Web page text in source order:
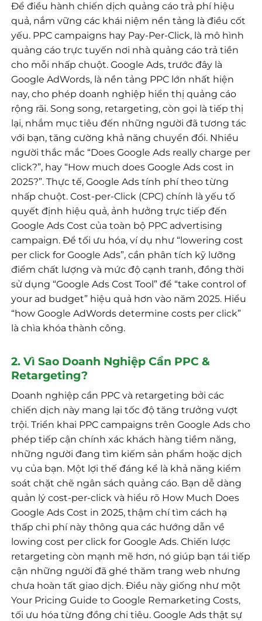
Để điều hành chiến dịch quảng cáo trả phí hiệu
quả, nắm vững các khái niệm nền tảng là điều cốt
yếu. PPC campaigns hay Pay-Per-Click, là mô hình
quảng cáo trực tuyến nơi nhà quảng cáo trả tiền
cho mỗi nhấp chuột. Google Ads, trước đây là
Google AdWords, là nền tảng PPC lớn nhất hiện
nay, cho phép doanh nghiệp hiển thị quảng cáo
rộng rãi. Song song, retargeting, còn gọi là tiếp thị
lại, nhắm mục tiêu đến những người đã tương tác
với bạn, tăng cường khả năng chuyển đổi. Nhiều
người thắc mắc “Does Google Ads really charge per
click?”, hay “How much does Google Ads cost in
2025?”. Thực tế, Google Ads tính phí theo từng
nhấp chuột. Cost-per-Click (CPC) chính là yếu tố
quyết định hiệu quả, ảnh hưởng trực tiếp đến
Google Ads Cost của toàn bộ PPC advertising
campaign. Để tối ưu hóa, ví dụ như “lowering cost
per click for Google Ads”, cần phân tích kỹ lưỡng
điểm chất lượng và mức độ cạnh tranh, đồng thời
sử dụng “Google Ads Cost Tool” để “take control of
your ad budget” hiệu quả hơn vào năm 2025. Hiểu
“how Google AdWords determine costs per click”
là chìa khóa thành công.
2. Vì Sao Doanh Nghiệp Cần PPC &
Retargeting?
Doanh nghiệp cần PPC và retargeting bởi các
chiến dịch này mang lại tốc độ tăng trưởng vượt
trội. Triển khai PPC campaigns trên Google Ads cho
phép tiếp cận chính xác khách hàng tiềm năng,
những người đang tìm kiếm sản phẩm hoặc dịch
vụ của bạn. Một lợi thế đáng kể là khả năng kiểm
soát chặt chẽ ngân sách quảng cáo. Bạn dễ dàng
quản lý cost-per-click và hiểu rõ How Much Does
Google Ads Cost in 2025, thậm chí tìm cách hạ
thấp chi phí này thông qua các hướng dẫn về
lowing cost per click for Google Ads. Chiến lược
retargeting còn mạnh mẽ hơn, nó giúp bạn tái tiếp
cận những người đã ghé thăm trang web nhưng
chưa hoàn tất giao dịch. Điều này giống như một
Your Pricing Guide to Google Remarketing Costs,
tối ưu hóa từng đồng chi tiêu. Google Ads thật sự